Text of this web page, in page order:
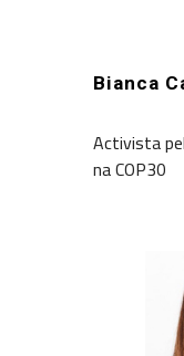
Bianca
Activista
na COP30